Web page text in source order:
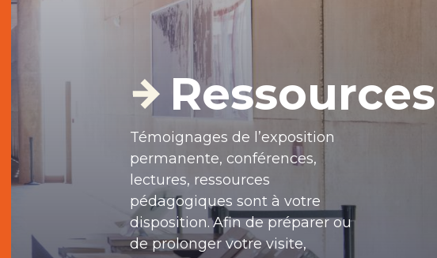
Ressources
Témoignages de l’exposition
permanente, conférences,
lectures, ressources
pédagogiques sont à votre
disposition.Afin de préparer ou
de prolonger votre visite,